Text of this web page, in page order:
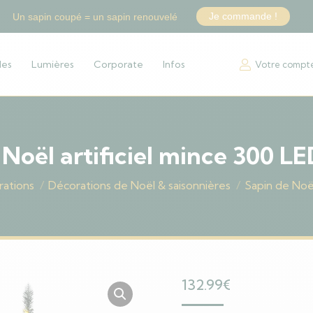
Lumières Corporate Infos Votre
artificiel mince 300
Décorations de Noël & saisonnières Sapin de
132.99€
Un sapin coupé = un sapin renouvelé Je commande !